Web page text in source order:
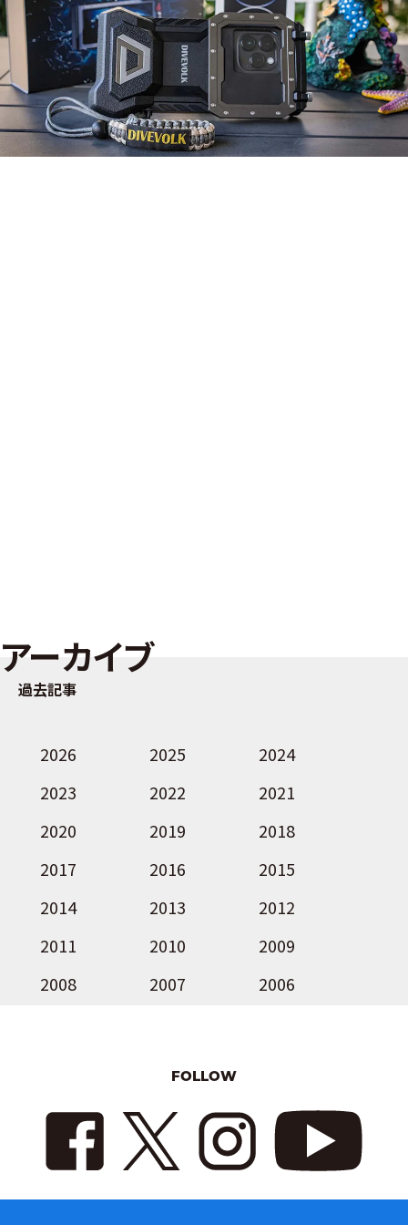
アーカイブ
過去記事
2026 2025
2024
2023
2022
2021
2020
2019
2018
2017
2016
2015
2014
2013
2012
2011
2010
2009
2008
2007 2006
FOLLOW